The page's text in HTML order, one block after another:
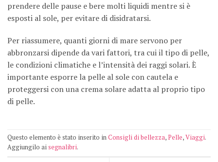
prendere delle pause e bere molti liquidi mentre si è
esposti al sole, per evitare di disidratarsi.
Per riassumere, quanti giorni di mare servono per
abbronzarsi dipende da vari fattori, tra cui il tipo di pelle,
le condizioni climatiche e l’intensità dei raggi solari. È
importante esporre la pelle al sole con cautela e
proteggersi con una crema solare adatta al proprio tipo
di pelle.
Questo elemento è stato inserito inConsigli di bellezza,Pelle,Viaggi.
Aggiungilo aisegnalibri.